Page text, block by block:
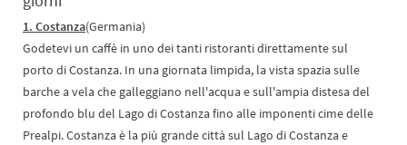
1. Costanza(Germania)
Godetevi un caffè in uno dei tanti ristoranti direttamente sul
porto di Costanza. In una giornata limpida, la vista spazia sulle
barche a vela che galleggiano nell'acqua e sull'ampia distesa del
profondo blu del Lago di Costanza fino alle imponenti cime delle
Prealpi. Costanza è la più grande città sul Lago di Costanza e